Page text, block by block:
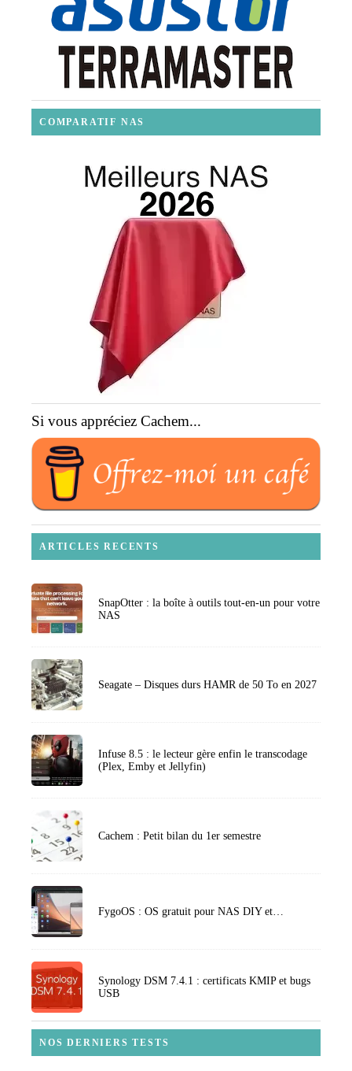
COMPARATIF NAS
Si vous appréciez Cachem...
ARTICLES RECENTS
SnapOtter : la boîte à outils tout-en-un pour votre
NAS
Seagate – Disques durs HAMR de 50 To en 2027
Infuse 8.5 : le lecteur gère enfin le transcodage
(Plex, Emby et Jellyfin)
Cachem : Petit bilan du 1er semestre
FygoOS : OS gratuit pour NAS DIY et…
Synology DSM 7.4.1 : certificats KMIP et bugs
USB
NOS DERNIERS TESTS